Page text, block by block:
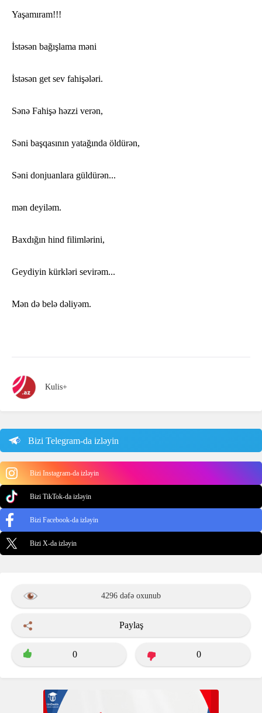
Yaşamıram!!!
İstəsən bağışlama məni
İstəsən get sev fahişələri.
Sənə Fahişə həzzi verən,
Səni başqasının yatağında öldürən,
Səni donjuanlara güldürən...
mən deyiləm.
Baxdığın hind filimlərini,
Geydiyin kürkləri sevirəm...
Mən də belə dəliyəm.
Kulis+
Bizi Telegram-da izləyin
Bizi Instagram-da izləyin
Bizi TikTok-da izləyin
Bizi Facebook-da izləyin
Bizi X-da izləyin
4296 dəfə oxunub
Paylaş
0 0